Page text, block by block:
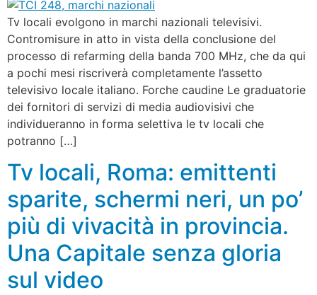
Tv locali evolgono in marchi nazionali televisivi.
Contromisure in atto in vista della conclusione del
processo di refarming della banda 700 MHz, che da qui
a pochi mesi riscriverà completamente l’assetto
televisivo locale italiano. Forche caudine Le graduatorie
dei fornitori di servizi di media audiovisivi che
individueranno in forma selettiva le tv locali che
potranno […]
Tv locali, Roma: emittenti
sparite, schermi neri, un po’
più di vivacità in provincia.
Una Capitale senza gloria
sul video